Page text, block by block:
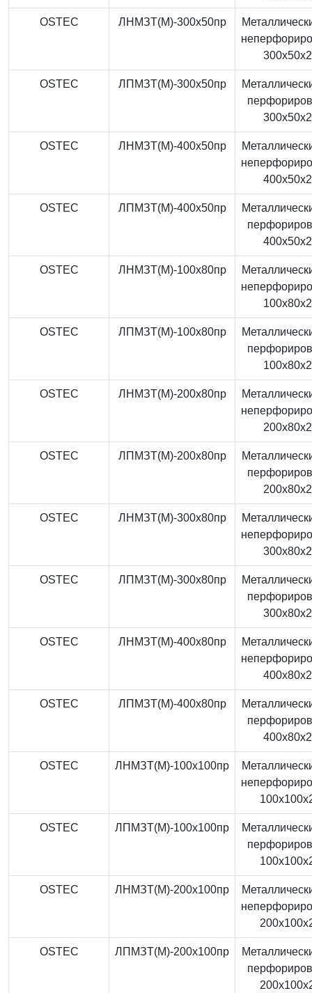
OSTEC ЛНМЗТ(М)-300x50пр
OSTEC ЛПМЗТ(М)-300x50пр
OSTEC ЛНМЗТ(М)-400x50пр
OSTEC ЛПМЗТ(М)-400x50пр
OSTEC ЛНМЗТ(М)-100x80пр
OSTEC ЛПМЗТ(М)-100x80пр
OSTEC ЛНМЗТ(М)-200x80пр
OSTEC ЛПМЗТ(М)-200x80пр
OSTEC ЛНМЗТ(М)-300x80пр
OSTEC ЛПМЗТ(М)-300x80пр
OSTEC ЛНМЗТ(М)-400x80пр
OSTEC ЛПМЗТ(М)-400x80пр
OSTEC ЛНМЗТ(М)-100x100пр
OSTEC ЛПМЗТ(М)-100x100пр
OSTEC ЛНМЗТ(М)-200x100пр
OSTEC ЛПМЗТ(М)-200x100пр